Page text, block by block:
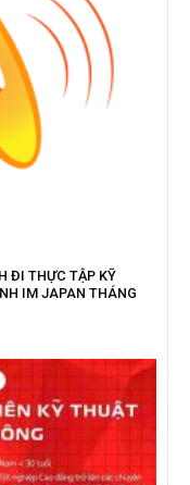
ĐI THỰC TẬP KỸ
IM JAPAN THÁNG